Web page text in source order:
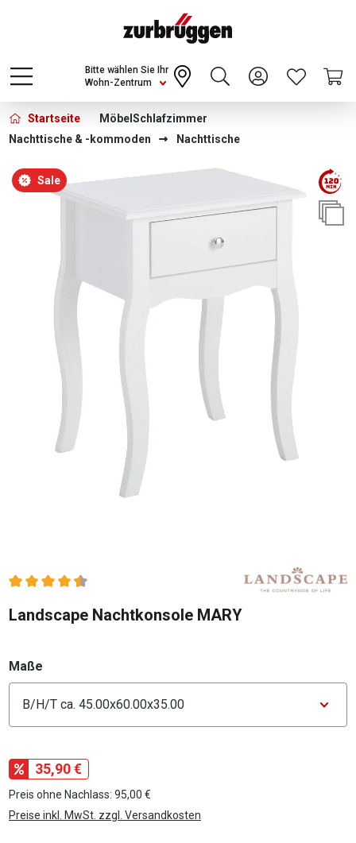
Choose a different country or region to see
content for your location and shop online
CONTINUE
Wohn-Zentrum
Bitte wählen Sie Ihr
Startseite Möbel Schlafzimmer
Nachttische & -kommoden
Nachttische
Bildergalerie überspringen
Sale
Durchschnittliche Bewertung von 4.5 von 5 Sternen
Landscape Nachtkonsole MARY
Maße
35,90 €
Preis ohne Nachlass: 95,00 €
Preise inkl. MwSt. zzgl. Versandkosten